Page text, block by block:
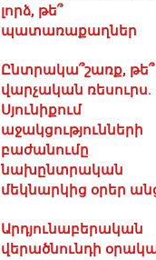
լորձ, թե՞
պատառաքաղներ
Ընտրակա՞շառք, թե՞
վարչական ռեսուրս․
Սյունիքում
աջակցությունների
բաժանումը
նախընտրական
մեկնարկից օրեր
Արդյունաբերական
վերածնունդի